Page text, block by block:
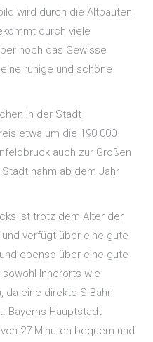
wird durch die Altbauten
durch viele
noch das Gewisse
ruhige und schöne
in der Stadt
etwa um die 190.000
auch zur Großen
nahm ab dem Jahr
ist trotz dem Alter der
verfügt über eine gute
ebenso über eine gute
Innerorts wie
da eine direkte S-Bahn
Bayerns Hauptstadt
27 Minuten bequem und